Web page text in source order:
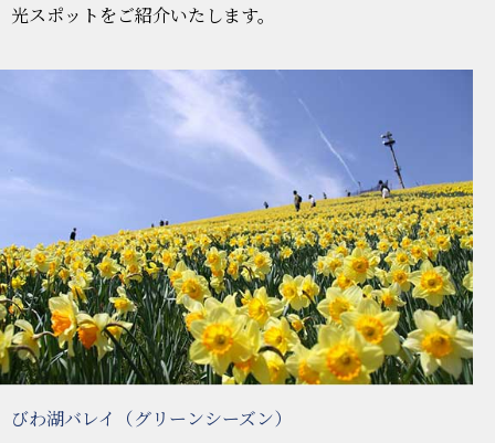
光スポットをご紹介いたします。
びわ湖バレイ（グリーンシーズン）